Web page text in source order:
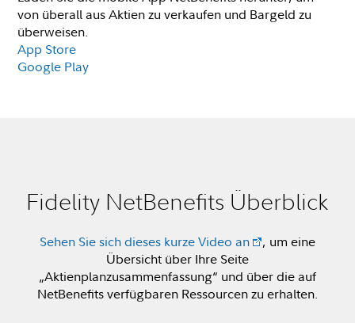
von überall aus Aktien zu verkaufen und Bargeld zu
überweisen.
App Store
Google Play
Fidelity NetBenefits Überblick
Sehen Sie sich dieses kurze Video an
, um eine
Übersicht über Ihre Seite
„Aktienplanzusammenfassung“ und über die auf
NetBenefits verfügbaren Ressourcen zu erhalten.